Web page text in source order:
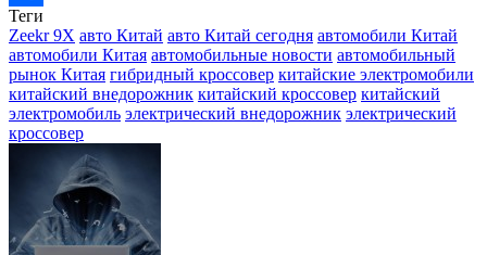
Отправить
Теги
Zeekr 9X авто Китай авто Китай сегодня автомобили Китай
автомобили Китая автомобильные новости автомобильный
рынок Китая гибридный кроссовер китайские электромобили
китайский внедорожник китайский кроссовер китайский
электромобиль электрический внедорожник электрический
кроссовер